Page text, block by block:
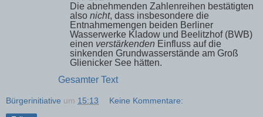
Die abnehmenden Zahlenreihen bestätigten
alsonicht, dass insbesondere die
Entnahmemengen beiden Berliner
Wasserwerke Kladow und Beelitzhof (BWB)
einen verstärkenden Einfluss auf die
sinkenden Grundwasserstände am Groß
Glienicker See hätten.
Gesamter Text
Bürgerinitiative um 15:13 Keine Kommentare: